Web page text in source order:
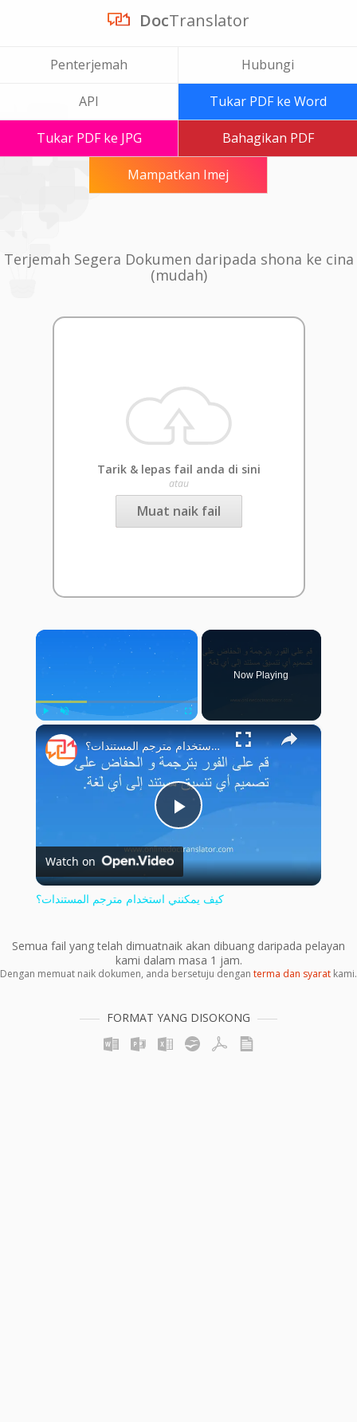
DocTranslator
Penterjemah Hubungi
API Tukar PDF ke Word
Tukar PDF ke JPG Bahagikan PDF
Mampatkan Imej
Terjemah Segera Dokumen daripada shona ke cina
(mudah)
Tarik & lepas fail anda di sini
atau
Muat naik fail
×
Play Unmute Fullscreen
Now Playing
×
Play
Video
كيف يمكنني استخدام مترجم المستندات؟
Watch on
كيف يمكنني استخدام مترجم المستندات؟
Semua fail yang telah dimuatnaik akan dibuang daripada pelayan
kami dalam masa 1 jam.
Dengan memuat naik dokumen, anda bersetuju dengan terma dan syarat kami.
FORMAT YANG DISOKONG